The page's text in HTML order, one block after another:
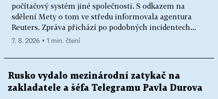
počítačový systém jiné společnosti. S odkazem na
sdělení Mety o tom ve středu informovala agentura
Reuters. Zpráva přichází po podobných incidentech...
7. 8. 2026 ▪ 1 min. čtení
Rusko vydalo mezinárodní zatykač na
zakladatele a šéfa Telegramu Pavla Durova